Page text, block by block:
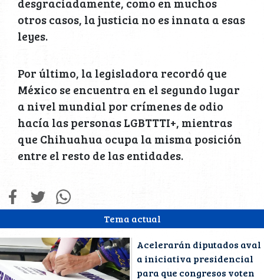
Tema actual
Acelerarán diputados aval
a iniciativa presidencial
para que congresos voten
otros casos, la justicia no es innata a esas
leyes.
Por último, la legisladora recordó que
México se encuentra en el segundo lugar
a nivel mundial por crímenes de odio
hacía las personas LGBTTTI+, mientras
que Chihuahua ocupa la misma posición
entre el resto de las entidades.